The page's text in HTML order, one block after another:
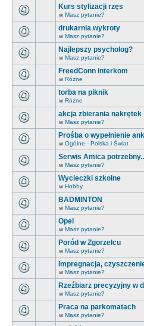
Kurs stylizacji rzęs
w Masz pytanie?
drukarnia wykroty
w Masz pytanie?
Najlepszy psycholog?
w Masz pytanie?
FreedConn interkom
w Różne
torba na piknik
w Różne
akcja zbierania nakrętek
w Masz pytanie?
Prośba o wypełnienie
w Ogólne - Polska i Świat
Serwis Amica
w Masz pytanie?
Wycieczki szkolne
w Hobby
BADMINTON
w Masz pytanie?
Opel
w Masz pytanie?
Poród w Zgorzelcu
w Masz pytanie?
Impregnacja,
w Masz pytanie?
Rzeźbiarz precyzyjny w
w Masz pytanie?
Praca na parkomatach
w Masz pytanie?